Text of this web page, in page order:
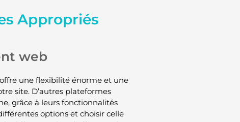
Appropriés
web
une flexibilité énorme et une
site. D’autres plateformes
grâce à leurs fonctionnalités
options et choisir celle